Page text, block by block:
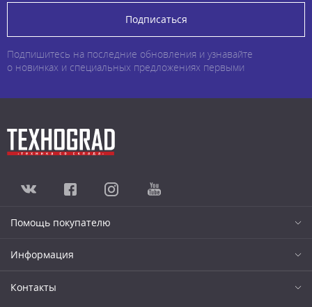
Подписаться
Подпишитесь на последние обновления и узнавайте
о новинках и специальных предложениях первыми
Помощь покупателю
Информация
Контакты